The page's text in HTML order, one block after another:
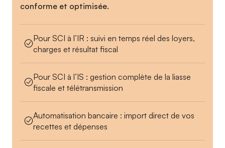
conforme et optimisée.
Pour SCI à l’IR : suivi en temps réel des loyers,
charges et résultat fiscal
Pour SCI à l’IS : gestion complète de la liasse
fiscale et télétransmission
Automatisation bancaire : import direct de vos
recettes et dépenses